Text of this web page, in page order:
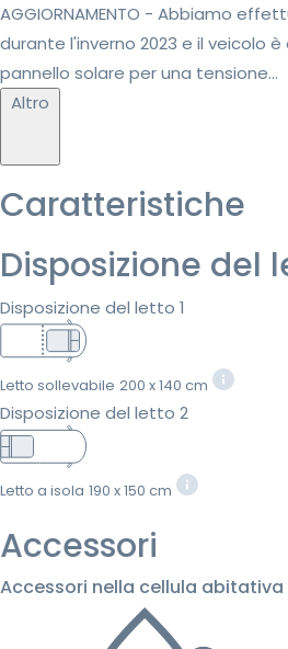
AGGIORNAMENTO - Abbiamo
durante l'inverno 2023 e il veicolo
pannello solare per una tensione...
Altro
Caratteristiche
Disposizione del
Disposizione del letto 1
Letto sollevabile 200 x 140 cm
Disposizione del letto 2
Letto a isola 190 x 150 cm
Accessori
Accessori nella cellula abitativa